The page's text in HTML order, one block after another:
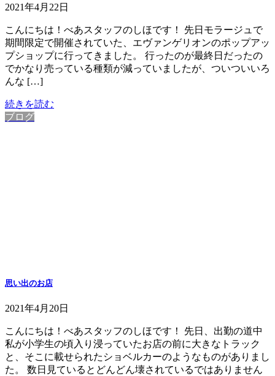
2021年4月22日
こんにちは！べあスタッフのしほです！ 先日モラージュで
期間限定で開催されていた、エヴァンゲリオンのポップアッ
プショップに行ってきました。 行ったのが最終日だったの
でかなり売っている種類が減っていましたが、ついついいろ
んな […]
続きを読む
ブログ
思い出のお店
2021年4月20日
こんにちは！べあスタッフのしほです！ 先日、出勤の道中
私が小学生の頃入り浸っていたお店の前に大きなトラック
と、そこに載せられたショベルカーのようなものがありまし
た。 数日見ているとどんどん壊されているではありません